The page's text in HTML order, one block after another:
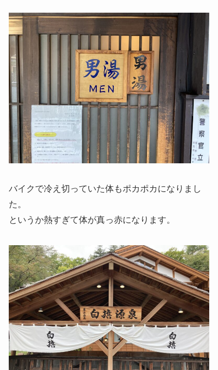
バイクで冷え切っていた体もポカポカになりまし
た。
というか熱すぎて体が真っ赤になります。